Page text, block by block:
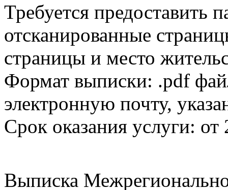
Требуется предоставить
отсканированные
страницы и место
Формат выписки: .pdf
электронную почту,
Срок оказания услуги: от
Выписка